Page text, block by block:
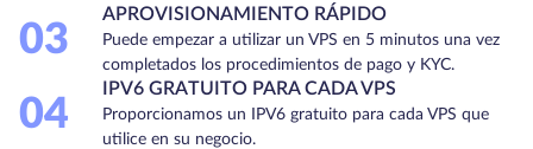
03
APROVISIONAMIENTO RÁPIDO
Puede empezar a utilizar un VPS en 5 minutos una vez
completados los procedimientos de pago y KYC.
04
IPV6 GRATUITO PARA CADA VPS
Proporcionamos un IPV6 gratuito para cada VPS que
utilice en su negocio.